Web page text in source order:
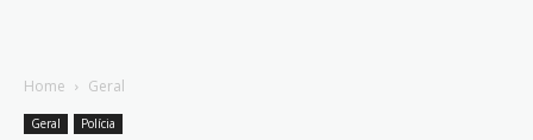
Home Geral
Geral Polícia